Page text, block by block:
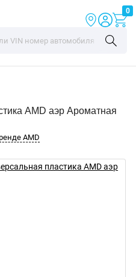
0
AMD аэр Ароматная
AMD